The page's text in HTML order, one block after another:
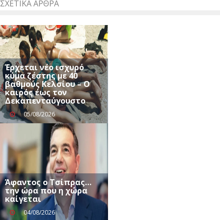
ΣΧΕΤΙΚΆ ΆΡΘΡΑ
Έρχεται νέο ισχυρό
κύμα ζέστης με 40
βαθμούς Κελσίου – Ο
καιρός έως τον
Δεκαπενταύγουστο
05/08/2026
Άφαντος ο Τσίπρας…
την ώρα που η χώρα
καίγεται
04/08/2026